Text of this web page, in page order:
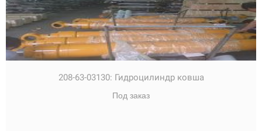
208-63-03130: Гидроцилиндр ковша
Под заказ